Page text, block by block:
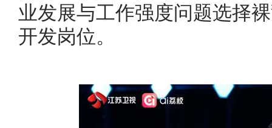
业发展与工作强度问题选择
开发岗位。